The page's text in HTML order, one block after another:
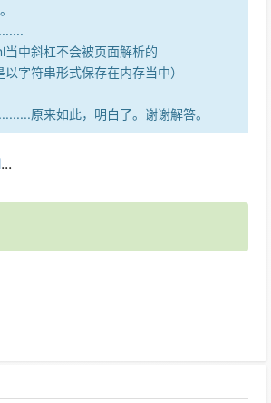
中斜杠不会被页面解析的
字符串形式保存在内存当中）
原来如此，明白了。谢谢解答。
...